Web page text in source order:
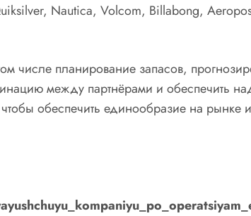
Nautica, Volcom, Billabong,
числе планирование запасов,
между партнёрами и обеспечить
обеспечить единообразие на рынке